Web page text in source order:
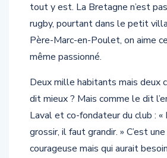
tout y est. La Bretagne n’est
rugby, pourtant dans le petit
Père-Marc-en-Poulet, on aime
même passionné.
Deux mille habitants mais deux
dit mieux ? Mais comme le dit
Laval et co-fondateur du club :
grossir, il faut grandir. » C’est
courageuse mais qui aurait